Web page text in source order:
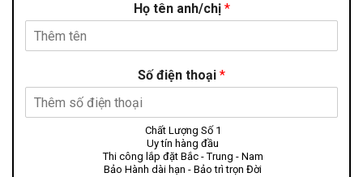
Họ tên anh/chị *
Số điện thoại *
Chất Lượng Số 1
Uy tín hàng đầu
Thi công lắp đặt Bắc - Trung - Nam
Bảo Hành dài hạn - Bảo trì trọn Đời